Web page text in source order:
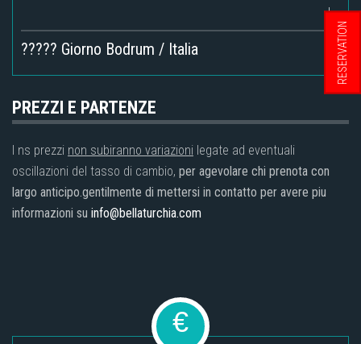
????? Giorno Bodrum / Italia
PREZZI E PARTENZE
I ns prezzi non subiranno variazioni legate ad eventuali
oscillazioni del tasso di cambio, per agevolare chi prenota con
largo anticipo.gentilmente di mettersi in contatto per avere piu
informazioni su info@bellaturchia.com
€
RESERVATION